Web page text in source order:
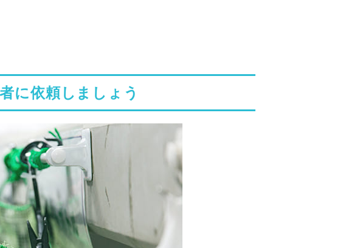
に依頼しましょう